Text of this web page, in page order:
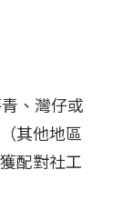
、灣仔或
其他地區
配對社工